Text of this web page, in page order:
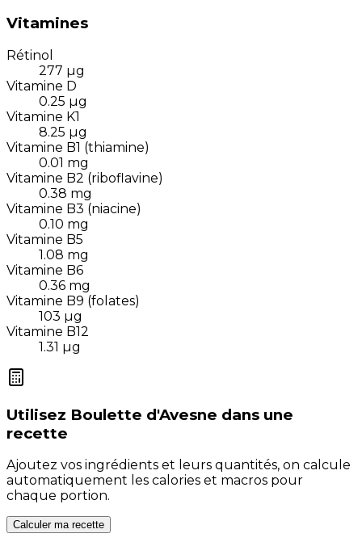
Vitamines
Rétinol
277 µg
Vitamine D
0.25 µg
Vitamine K1
8.25 µg
Vitamine B1 (thiamine)
0.01 mg
Vitamine B2 (riboflavine)
0.38 mg
Vitamine B3 (niacine)
0.10 mg
Vitamine B5
1.08 mg
Vitamine B6
0.36 mg
Vitamine B9 (folates)
103 µg
Vitamine B12
1.31 µg
Utilisez Boulette d'Avesne dans une
recette
Ajoutez vos ingrédients et leurs quantités, on calcule
automatiquement les calories et macros pour
chaque portion.
Calculer ma recette